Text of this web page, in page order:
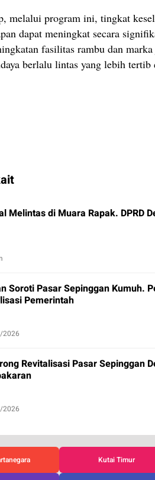
melalui program ini, tingkat
dapat meningkat secara
fasilitas rambu dan
berlalu lintas yang lebih
Melintas di Muara Rapak. DPRD
Soroti Pasar Sepinggan Kumuh.
Pemerintah
Revitalisasi Pasar Sepinggan
Kutai Timur